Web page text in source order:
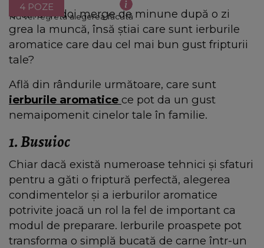
Nu vei regreta alegerea făcută
4 POZE
O cină în doi merge de minune după o zi
grea la muncă, însă știai care sunt ierburile
aromatice care dau cel mai bun gust fripturii
tale?
Află din rândurile următoare, care sunt
ierburile aromatice ce pot da un gust
nemaipomenit cinelor tale în familie.
1. Busuioc
Chiar dacă există numeroase tehnici și sfaturi
pentru a găti o friptură perfectă, alegerea
condimentelor și a ierburilor aromatice
potrivite joacă un rol la fel de important ca
modul de preparare. Ierburile proaspete pot
transforma o simplă bucată de carne într-un